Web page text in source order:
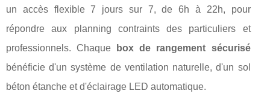
un accès flexible 7 jours sur 7, de 6h à 22h, pour
répondre aux planning contraints des particuliers et
professionnels. Chaque
box de rangement sécurisé
bénéficie d'un système de ventilation naturelle, d'un sol
béton étanche et d'éclairage LED automatique.